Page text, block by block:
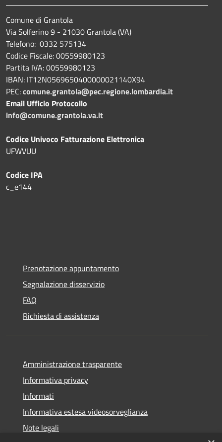
Comune di Grantola
Via Solferino 9 - 21030 Grantola (VA)
Telefono: 0332 575134
Codice Fiscale: 00559980123
Partita IVA: 00559980123
IBAN: IT12N0569650400000021140X94
PEC:comune.grantola@pec.regione.lombardia.it
Email Ufficio Protocollo
info@comune.grantola.va.it
Codice Univoco Fatturazione Elettronica
UFWVUU
Codice IPA
c_e144
Prenotazione appuntamento
Segnalazione disservizio
FAQ
Richiesta di assistenza
Amministrazione trasparente
Informativa privacy
Informati
Informativa estesa videosorveglianza
Note legali